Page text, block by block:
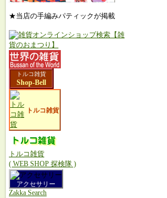
★当店の手編みパティックが掲載
トルコ雑貨
Shop-Bell
トルコ雑貨
トルコ雑貨
( WEB SHOP 探検隊 )
アクセサリー
Zakka Search